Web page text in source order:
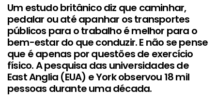
Um estudo britânico diz que caminhar,
pedalar ou até apanhar os transportes
públicos para o trabalho é melhor para o
bem-estar do que conduzir. E não se pense
que é apenas por questões de exercício
físico. A pesquisa das universidades de
East Anglia (EUA) e York observou 18 mil
pessoas durante uma década.